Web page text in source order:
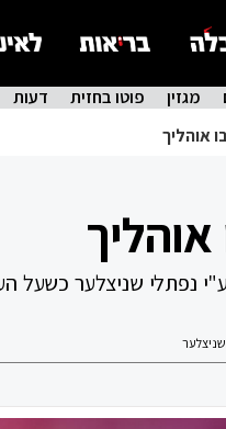
מגזין פוטו בחזית דעות
אוהליך
נפתלי שניצלער כשעל